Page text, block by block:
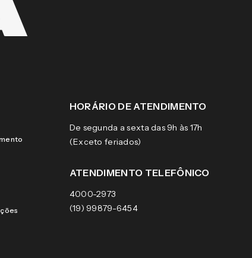
HORÁRIO DE ATENDIMENTO
De segunda a sexta das 9h às 17h
(Exceto feriados)
ATENDIMENTO TELEFÔNICO
4000-2973
(19) 99879-6454